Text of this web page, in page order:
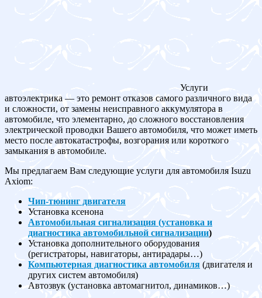
Услуги
автоэлектрика — это ремонт отказов самого различного вида
и сложности, от замены неисправного аккумулятора в
автомобиле, что элементарно, до сложного восстановления
электрической проводки Вашего автомобиля, что может иметь
место после автокатастрофы, возгорания или короткого
замыкания в автомобиле.
Мы предлагаем Вам следующие услуги для автомобиля Isuzu
Axiom:
Чип-тюнинг двигателя
Установка ксенона
Автомобильная сигнализация (установка и
диагностика автомобильной сигнализации)
Установка дополнительного оборудования
(регистраторы, навигаторы, антирадары…)
Компьютерная диагностика автомобиля (двигателя и
других систем автомобиля)
Автозвук (установка автомагнитол, динамиков…)